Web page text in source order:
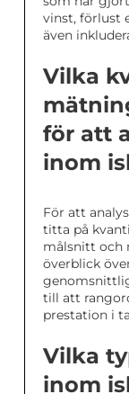
vinst, förlust
även
Vilka
för att
inom
För att
titta på
målsnitt och
överblick
till att
prestation i
Vilka
inom